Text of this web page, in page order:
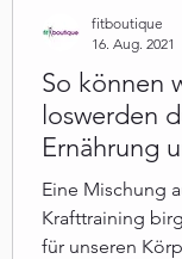
So können
loswerden
Ernährung
Eine Mischung
Krafttraining
für unseren
fitboutique
16. Aug. 2021